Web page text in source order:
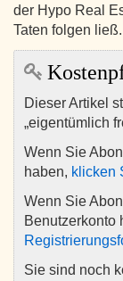
der Hypo Real
Taten folgen
Dieser Artikel
„eigentümlich
Wenn Sie
haben, klicken
Wenn Sie
Benutzerkonto
Sie sind noch